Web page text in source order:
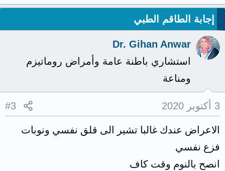
إجابة الطاقم الطبي
Dr. Gihan Anwar
استشاري باطنة عامة وأمراض روماتيزم
ومناعة
3 أكتوبر 2020 #3
الاعراض عندك غالبا تشير الى قلق نفسي ونوبات
فزع نفسي
انصح بالنوم وقت كاف